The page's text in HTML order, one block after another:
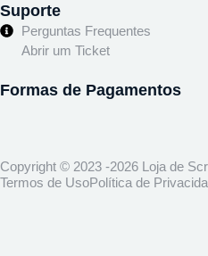
Suporte
Perguntas Frequentes
Abrir um Ticket
Formas de Pagamentos
Copyright © 2023 -2026 Loja de
Termos de UsoPolítica de